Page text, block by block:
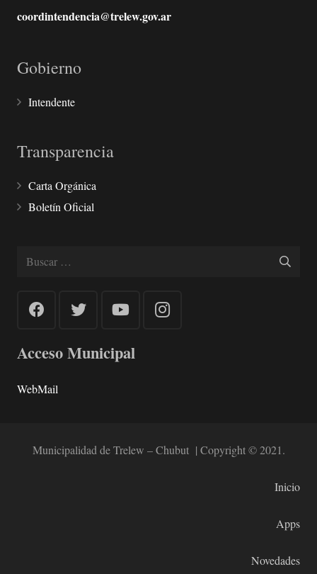
coordintendencia@trelew.gov.ar
Gobierno
Intendente
Transparencia
Carta Orgánica
Boletín Oficial
Buscar:
Acceso Municipal
WebMail
Municipalidad de Trelew – Chubut | Copyright © 2021.
Inicio
Apps
Novedades